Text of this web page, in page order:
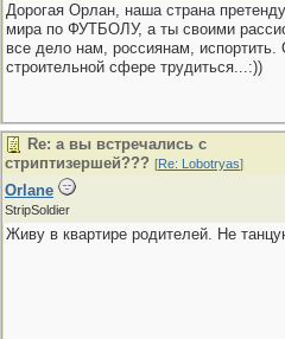
Дорогая Орлан, наша страна
мира по ФУТБОЛУ, а ты своими
все дело нам, россиянам, испортить.
строительной сфере трудиться...:))
Re: а вы встречались с
стриптизершей??? [Re: Lobotryas]
Orlane
StripSoldier
Живу в квартире родителей. Не